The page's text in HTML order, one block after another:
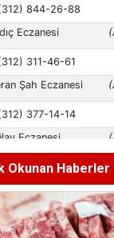
Okunan Haberler